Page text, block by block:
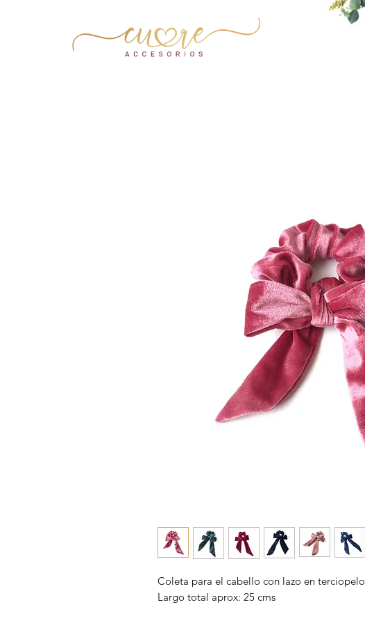
Coleta para el cabello con lazo en terciopelo
Largo total aprox: 25 cms